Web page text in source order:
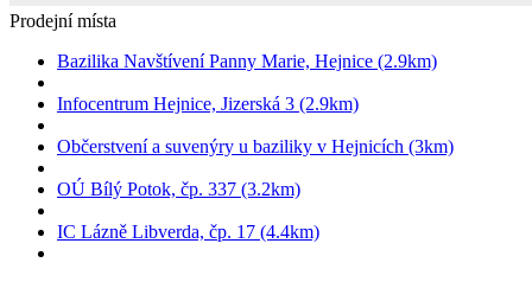
Prodejní místa
Bazilika Navštívení Panny Marie, Hejnice (2.9km)
Infocentrum Hejnice, Jizerská 3 (2.9km)
Občerstvení a suvenýry u baziliky v Hejnicích (3km)
OÚ Bílý Potok, čp. 337 (3.2km)
IC Lázně Libverda, čp. 17 (4.4km)